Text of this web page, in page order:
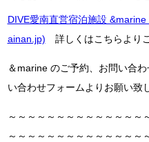
DIVE愛南直営宿泊施設
ainan.jp) 詳しくはこちらより
＆marine のご予約、お問い合
い合わせフォームよりお願い致
～～～～～～～～～～～～～～
～～～～～～～～～～～～～～